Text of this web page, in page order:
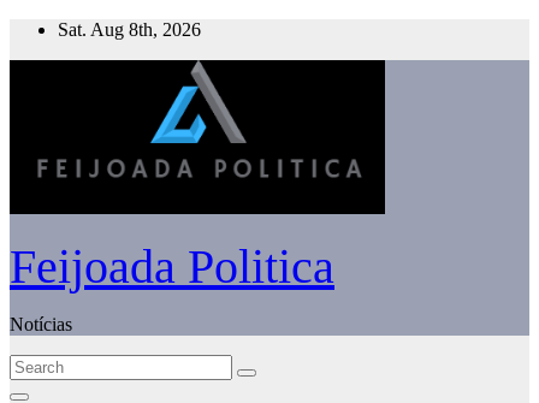
Skip
Sat. Aug 8th, 2026
Feijoada Politica
Notícias